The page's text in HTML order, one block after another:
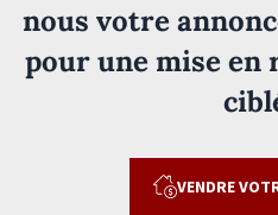
nous votre
pour une mise
VENDRE